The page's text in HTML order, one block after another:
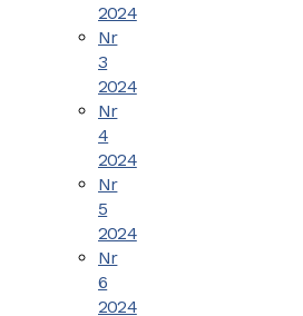
2024
Nr
3
2024
Nr
4
2024
Nr
5
2024
Nr
6
2024